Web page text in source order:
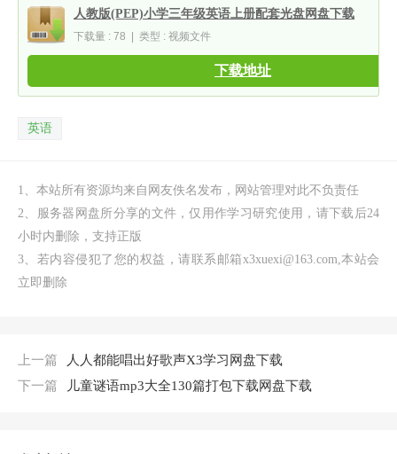
人教版(PEP)小学三年级英语上册配套光盘网盘下载
下载量 : 78 | 类型 : 视频文件
下载地址
英语
1、本站所有资源均来自网友佚名发布，网站管理对此不负责任
2、服务器网盘所分享的文件，仅用作学习研究使用，请下载后24
小时内删除，支持正版
3、若内容侵犯了您的权益，请联系邮箱x3xuexi@163.com,本站会
立即删除
上一篇
人人都能唱出好歌声X3学习网盘下载
下一篇
儿童谜语mp3大全130篇打包下载网盘下载